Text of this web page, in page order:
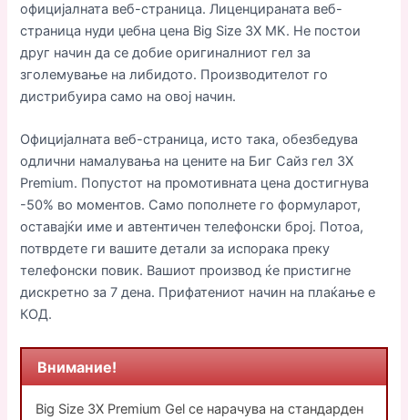
официјалната веб-страница. Лиценцираната веб-
страница нуди џебна цена Big Size 3X MK. Не постои
друг начин да се добие оригиналниот гел за
зголемување на либидото. Производителот го
дистрибуира само на овој начин.
Официјалната веб-страница, исто така, обезбедува
одлични намалувања на цените на Биг Сайз гел 3X
Premium. Попустот на промотивната цена достигнува
-50% во моментов. Само пополнете го формуларот,
оставајќи име и автентичен телефонски број. Потоа,
потврдете ги вашите детали за испорака преку
телефонски повик. Вашиот производ ќе пристигне
дискретно за 7 дена. Прифатениот начин на плаќање е
КОД.
Внимание!
Big Size 3X Premium Gel се нарачува на стандарден